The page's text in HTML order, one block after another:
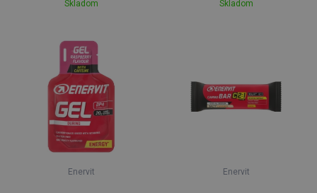
Skladom Skladom
Enervit Enervit